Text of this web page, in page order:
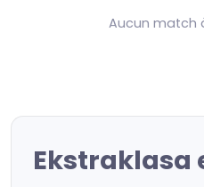
Aucun match
Ekstraklasa